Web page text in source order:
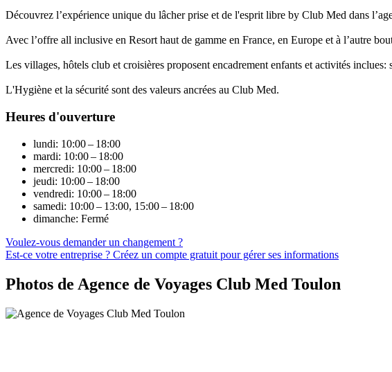
Découvrez l’expérience unique du lâcher prise et de l'esprit libre by Club Med dans
Avec l’offre all inclusive en Resort haut de gamme en France, en Europe et à l’autre
Les villages, hôtels club et croisières proposent encadrement enfants et activités
L'Hygiène et la sécurité sont des valeurs ancrées au Club Med.
Heures d'ouverture
lundi: 10:00 – 18:00
mardi: 10:00 – 18:00
mercredi: 10:00 – 18:00
jeudi: 10:00 – 18:00
vendredi: 10:00 – 18:00
samedi: 10:00 – 13:00, 15:00 – 18:00
dimanche: Fermé
Voulez-vous demander un changement ?
Est-ce votre entreprise ? Créez un compte gratuit pour gérer ses informations
Photos de Agence de Voyages Club Med Toulon